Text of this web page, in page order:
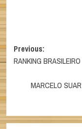
Post
navigation
Previous:
RANKING
MARCELO